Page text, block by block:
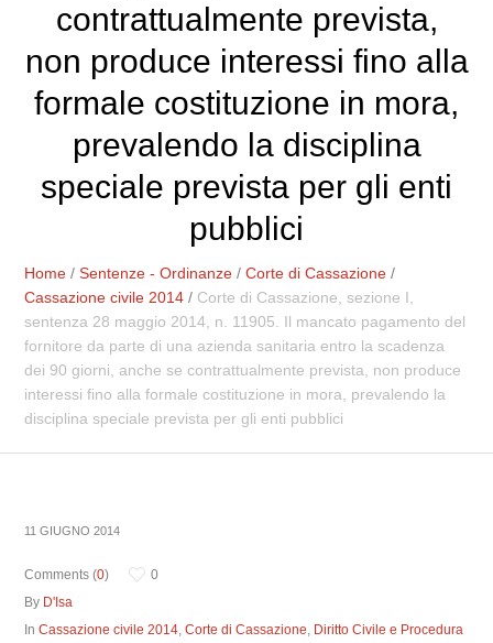
contrattualmente prevista,
non produce interessi fino alla
formale costituzione in mora,
prevalendo la disciplina
speciale prevista per gli enti
pubblici
Home /Sentenze - Ordinanze /Corte di Cassazione /
Cassazione civile 2014 / Corte di Cassazione, sezione I,
sentenza 28 maggio 2014, n. 11905. Il mancato pagamento del
fornitore da parte di una azienda sanitaria entro la scadenza
dei 90 giorni, anche se contrattualmente prevista, non produce
interessi fino alla formale costituzione in mora, prevalendo la
disciplina speciale prevista per gli enti pubblici
11 GIUGNO 2014
Comments (0)
0
By D'Isa
InCassazione civile 2014,Corte di Cassazione, Diritto Civile e Procedura